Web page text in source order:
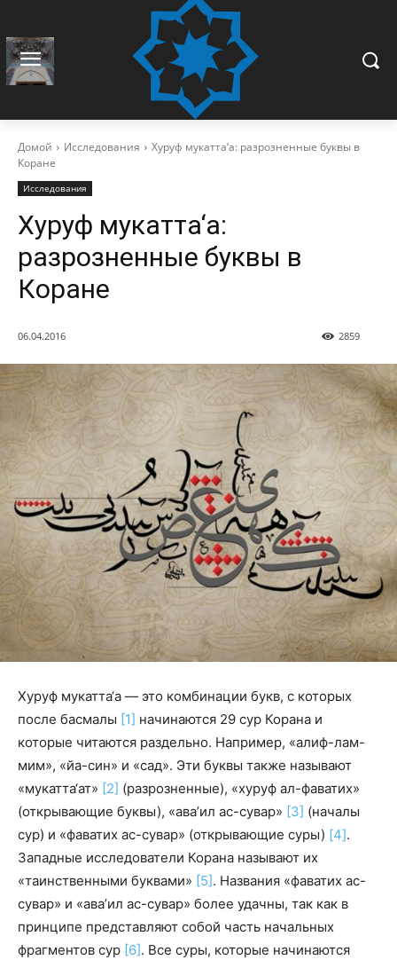
Домой Исследования
Хуруф мукатта‘а: разрозненные буквы в
Коране
Исследования
Хуруф мукатта‘а:
разрозненные буквы в
Коране
06.04.2016 2859
Хуруф мукатта‘а — это комбинации букв, с которых
после басмалы [1] начинаются 29 сур Корана и
которые читаются раздельно. Например, «алиф-лам-
мим», «йа-син» и «сад». Эти буквы также называют
«мукатта‘ат» [2] (разрозненные), «хуруф ал-фаватих»
(открывающие буквы), «ава’ил ас-сувар» [3] (началы
сур) и «фаватих ас-сувар» (открывающие суры) [4].
Западные исследователи Корана называют их
«таинственными буквами» [5]. Названия «фаватих ас-
сувар» и «ава’ил ас-сувар» более удачны, так как в
принципе представляют собой часть начальных
фрагментов сур [6]. Все суры, которые начинаются